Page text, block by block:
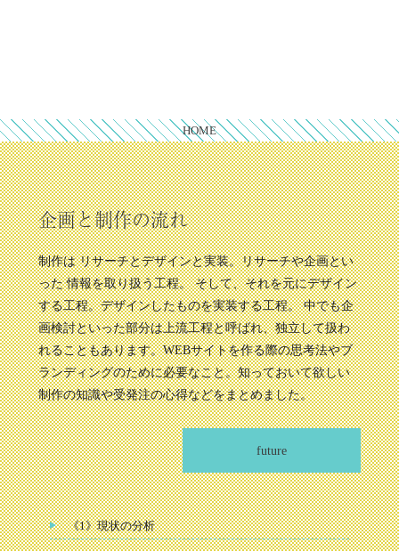
HOME
企画と制作の流れ
制作は リサーチとデザインと実装。リサーチや企画とい
った 情報を取り扱う工程。 そして、それを元にデザイン
する工程。デザインしたものを実装する工程。 中でも企
画検討といった部分は上流工程と呼ばれ、独立して扱わ
れることもあります。WEBサイトを作る際の思考法やブ
ランディングのために必要なこと。知っておいて欲しい
制作の知識や受発注の心得などをまとめました。
future
《1》現状の分析